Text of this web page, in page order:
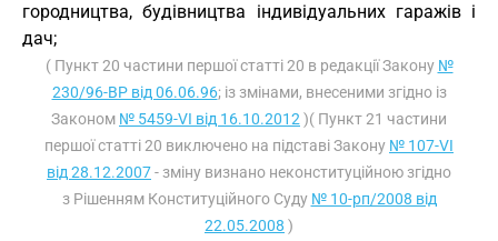
городництва, будівництва індивідуальних гаражів і
дач;
( Пункт 20 частини першої статті 20 в редакції Закону №
230/96-ВР від 06.06.96; із змінами, внесеними згідно із
Законом № 5459-VI від 16.10.2012 )( Пункт 21 частини
першої статті 20 виключено на підставі Закону № 107-VI
від 28.12.2007- зміну визнано неконституційною згідно
з Рішенням Конституційного Суду № 10-рп/2008 від
22.05.2008 )